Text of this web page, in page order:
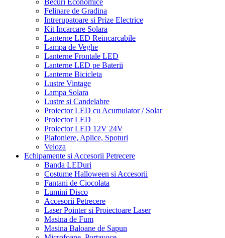
Becuri Economice
Felinare de Gradina
Intrerupatoare si Prize Electrice
Kit Incarcare Solara
Lanterne LED Reincarcabile
Lampa de Veghe
Lanterne Frontale LED
Lanterne LED pe Baterii
Lanterne Bicicleta
Lustre Vintage
Lampa Solara
Lustre si Candelabre
Proiector LED cu Acumulator / Solar
Proiector LED
Proiector LED 12V 24V
Plafoniere, Aplice, Spoturi
Veioza
Echipamente si Accesorii Petrecere
Banda LEDuri
Costume Halloween si Accesorii
Fantani de Ciocolata
Lumini Disco
Accesorii Petrecere
Laser Pointer si Proiectoare Laser
Masina de Fum
Masina Baloane de Sapun